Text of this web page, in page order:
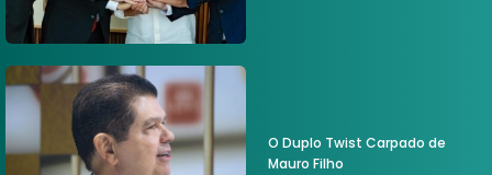
O Duplo Twist Carpado de
Mauro Filho